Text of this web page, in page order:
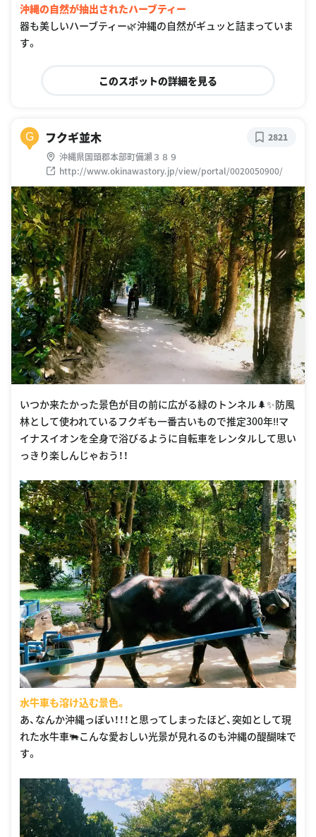
沖縄の自然が抽出されたハーブティー
器も美しいハーブティー🌿沖縄の自然がギュッと詰まっていま
す。
このスポットの詳細を見る
G フクギ並木
沖縄県国頭郡本部町備瀬３８９
http://www.okinawastory.jp/view/portal/0020050900/
2821
いつか来たかった景色が目の前に広がる緑のトンネル🌲✨防風
林として使われているフクギも一番古いもので推定300年‼️マ
イナスイオンを全身で浴びるように自転車をレンタルして思い
っきり楽しんじゃおう！！
水牛車も溶け込む景色。
あ、なんか沖縄っぽい！！！と思ってしまったほど、突如として現
れた水牛車🐃こんな愛おしい光景が見れるのも沖縄の醍醐味で
す。